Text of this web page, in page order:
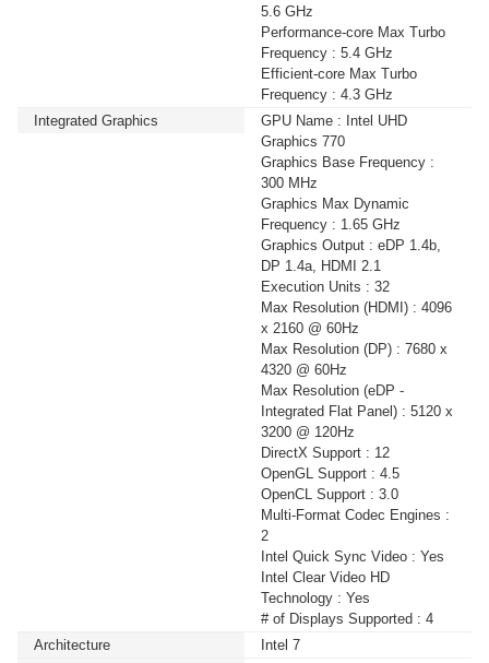
5.6 GHz
Performance-core Max Turbo
Frequency : 5.4 GHz
Efficient-core Max Turbo
Frequency : 4.3 GHz
Integrated Graphics
GPU Name : Intel UHD
Graphics 770
Graphics Base Frequency :
300 MHz
Graphics Max Dynamic
Frequency : 1.65 GHz
Graphics Output : eDP 1.4b,
DP 1.4a, HDMI 2.1
Execution Units : 32
Max Resolution (HDMI) : 4096
x 2160 @ 60Hz
Max Resolution (DP) : 7680 x
4320 @ 60Hz
Max Resolution (eDP -
Integrated Flat Panel) : 5120 x
3200 @ 120Hz
DirectX Support : 12
OpenGL Support : 4.5
OpenCL Support : 3.0
Multi-Format Codec Engines :
2
Intel Quick Sync Video : Yes
Intel Clear Video HD
Technology : Yes
# of Displays Supported : 4
Architecture
Intel 7